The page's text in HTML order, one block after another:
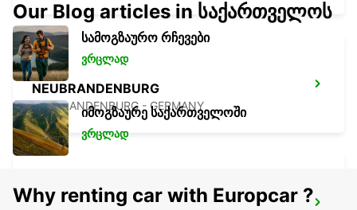
NEUBRANDENBURG
NEUBRANDENBURG - GERMANY
Our Blog articles in საქართველოს
სამოგზაურო რჩევები
ვრცლად
იმოგზაურე საქართველოში
ვრცლად
Why renting car with Europcar ?